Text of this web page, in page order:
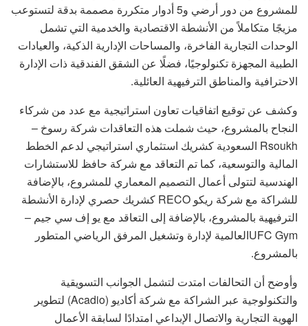
للمشروع من دور أرضي و5 أدوار متكررة مصممة بدقة لتستوعب
مزيجًا متكاملاً من الأنشطة الاقتصادية والخدمية التي تشمل
الوحدات التجارية الفاخرة، والمساحات الإدارية الذكية، والعيادات
الطبية المجهزة تكنولوجيًا، فضلًا عن الشقق الفندقية ذات الإدارة
الاحترافية والمناطق الترفيهية العائلية.
وكشف عن توقيع اتفاقيات تعاون استراتيجية مع عدد من شركاء
النجاح بالمشروع، حيث شملت هذه التعاقدات شركة رسوخ –
Rsoukh السعودية كشريك استثماري استراتيجي لدعم الخطط
المالية والتوسعية، كما تم التعاقد مع شركة حافظ للاستشارات
الهندسية لتتولى أعمال التصميم المعماري للمشروع، بالإضافة
للشراكة مع شركة ريكو RECO كشريك حصري لإدارة الأنشطة
الترفيهية بالمشروع، بالإضافة إلى التعاقد مع يو إف سي جيم –
UFC Gymالعالمية لإدارة وتشغيل المرفق الرياضي المتطور
بالمشروع.
وأوضح أن التحالفات امتدت لتشمل الجوانب التسويقية
والتكنولوجية عبر الشراكة مع شركة أكاديو (Acadio) لتطوير
الهوية التجارية والاتصال الإبداعي امتدادًا لسابقة الأعمال